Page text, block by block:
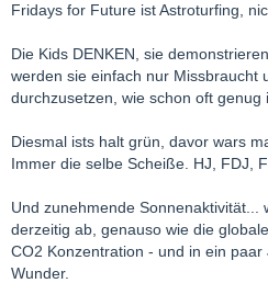
Fridays for Future ist Astroturfing,
Die Kids DENKEN, sie
werden sie einfach nur Missbraucht
durchzusetzen, wie schon oft genug
Diesmal ists halt grün, davor wars
Immer die selbe Scheiße. HJ, FDJ,
Und zunehmende Sonnenaktivität...
derzeitig ab, genauso wie die
CO2 Konzentration - und in ein
Wunder.